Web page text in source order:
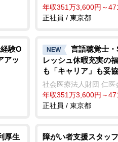
年収351万3,600円～
正社員 / 東京都
験O
アッ
NEW
言語聴覚士
レッシュ休暇充実の
も「キャリア」も妥
社会医療法人財団 仁医
年収351万3,600円～
正社員 / 東京都
厚生
障がい者支援スタッ